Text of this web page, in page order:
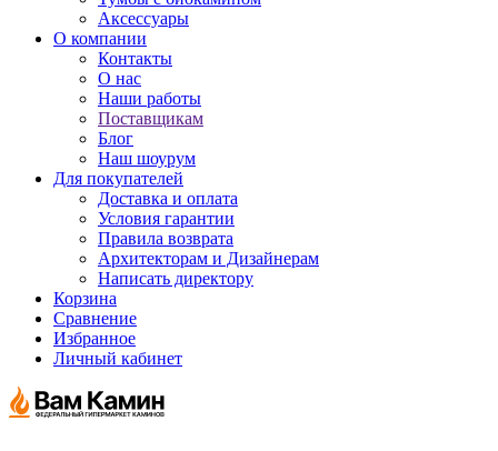
Аксессуары
О компании
Контакты
О нас
Наши работы
Поставщикам
Блог
Наш шоурум
Для покупателей
Доставка и оплата
Условия гарантии
Правила возврата
Архитекторам и Дизайнерам
Написать директору
Корзина
Сравнение
Избранное
Личный кабинет